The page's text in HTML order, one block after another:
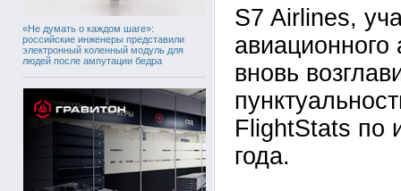
«Не думать о каждом шаге»:
российские инженеры представили
электронный коленный модуль для
людей после ампутации бедра
S7 Airlines,
вновь
FlightStats по
года.